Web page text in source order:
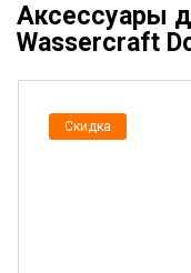
Аксессуары
Wassercraft
Скидка